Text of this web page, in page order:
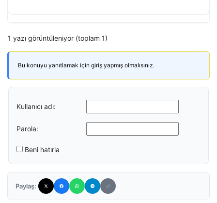
1 yazı görüntüleniyor (toplam 1)
Bu konuyu yanıtlamak için giriş yapmış olmalısınız.
Kullanıcı adı:
Parola:
Beni hatırla
Paylaş: